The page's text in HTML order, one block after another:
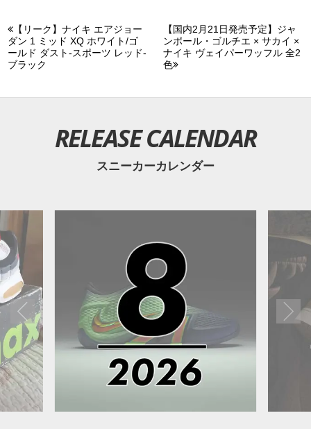
【リーク】ナイキ エアジョー
ダン 1 ミッド XQ ホワイト/ゴ
ールド ダスト-スポーツ レッド-
ブラック
【国内2月21日発売予定】ジャ
ンポール・ゴルチエ × サカイ ×
ナイキ ヴェイパーワッフル 全2
色
RELEASE CALENDAR
スニーカーカレンダー